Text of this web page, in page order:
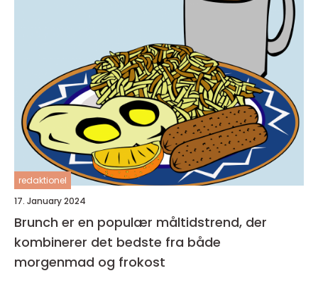
redaktionel
17. January 2024
Brunch er en populær måltidstrend, der
kombinerer det bedste fra både
morgenmad og frokost